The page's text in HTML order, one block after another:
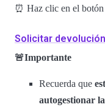
⏰ Haz clic en el
Solicitar devolución
🚨Importante
Recuerda que
autogestionar